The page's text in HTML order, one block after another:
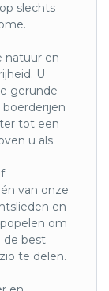
slechts
natuur en
U
gerunde
tot een
u als
van onze
en
om
de best
te delen.